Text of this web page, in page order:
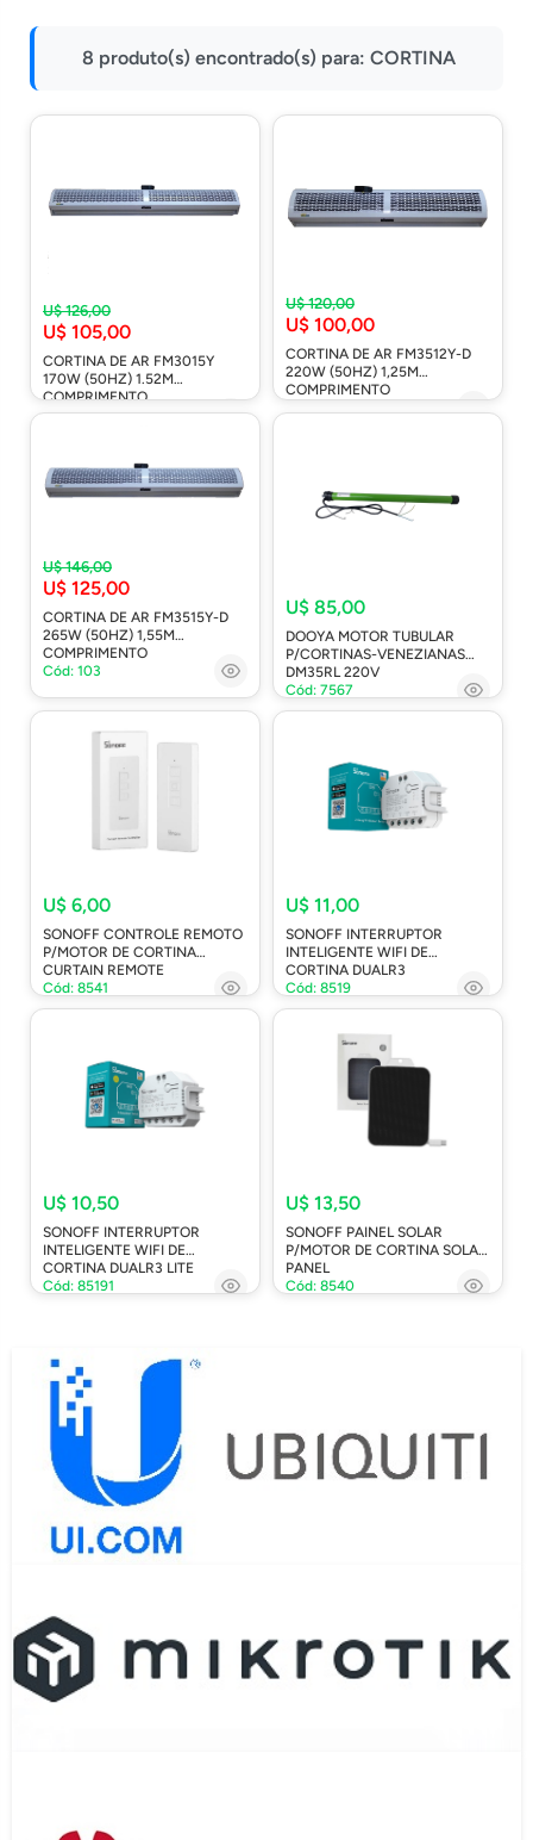
Onu Epon
Huawei
Switch
Ferramentas-Tools
8 produto(s) encontrado(s) para: CORTINA
U$ 126,00
U$ 105,00
CORTINA DE AR FM3015Y
170W (50HZ) 1.52M
COMPRIMENTO
Cód: 106
U$ 120,00
U$ 100,00
CORTINA DE AR FM3512Y-D
220W (50HZ) 1,25M
COMPRIMENTO
U$ 146,00
U$ 125,00
CORTINA DE AR FM3515Y-D
265W (50HZ) 1,55M
COMPRIMENTO
Cód: 103
U$ 85,00
DOOYA MOTOR TUBULAR
P/CORTINAS-VENEZIANAS
DM35RL 220V
Cód: 7567
U$ 6,00
SONOFF CONTROLE REMOTO
P/MOTOR DE CORTINA
CURTAIN REMOTE
Cód: 8541
U$ 11,00
SONOFF INTERRUPTOR
INTELIGENTE WIFI DE
CORTINA DUALR3
Cód: 8519
U$ 10,50
SONOFF INTERRUPTOR
INTELIGENTE WIFI DE
CORTINA DUALR3 LITE
Cód: 85191
U$ 13,50
SONOFF PAINEL SOLAR
P/MOTOR DE CORTINA SOLAR
PANEL
Cód: 8540